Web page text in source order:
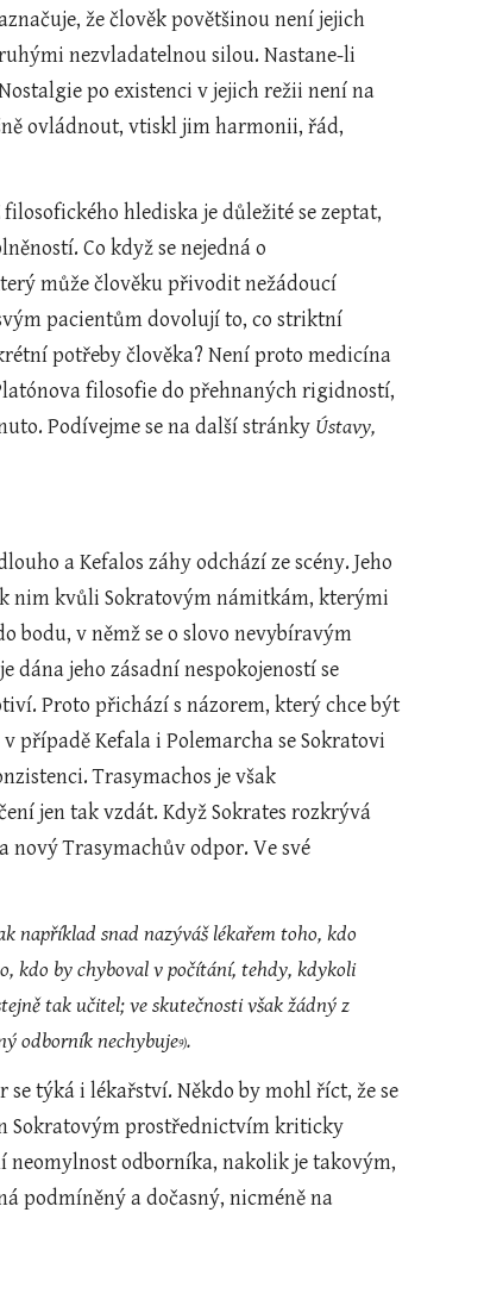
že člověk povětšinou není jejich
nezvladatelnou silou. Nastane-li
po existenci v jejich režii není na
ovládnout, vtiskl jim harmonii, řád,
hlediska je důležité se zeptat,
Co když se nejedná o
může člověku přivodit nežádoucí
pacientům dovolují to, co striktní
potřeby člověka? Není proto medicína
filosofie do přehnaných rigidností,
Podívejme se na další stránky Ústavy,
nim kvůli Sokratovým námitkám, kterými
bodu, v němž se o slovo nevybíravým
dána jeho zásadní nespokojeností se
Proto přichází s názorem, který chce být
v případě Kefala i Polemarcha se Sokratovi
Trasymachos je však
jen tak vzdát. Když Sokrates rozkrývá
nový Trasymachův odpor. Ve své
například snad nazýváš lékařem toho, kdo
kdo by chyboval v počítání, tehdy, kdykoli
tak učitel; ve skutečnosti však žádný z
odborník nechybuje9).
Sokratovým prostřednictvím kriticky
neomylnost odborníka, nakolik je takovým,
podmíněný a dočasný, nicméně na